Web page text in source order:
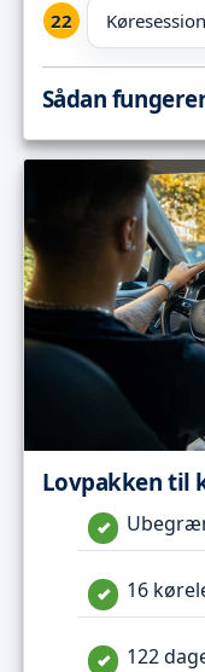
Sådan
Lovpakken til
16
122